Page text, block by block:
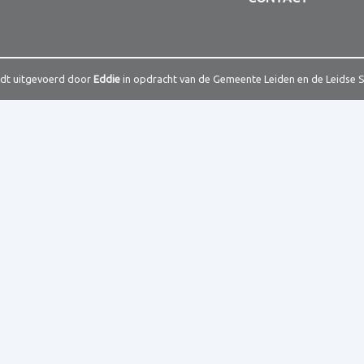
uitgevoerd door Eddie in opdracht van de Gemeente Leiden en de Leidse